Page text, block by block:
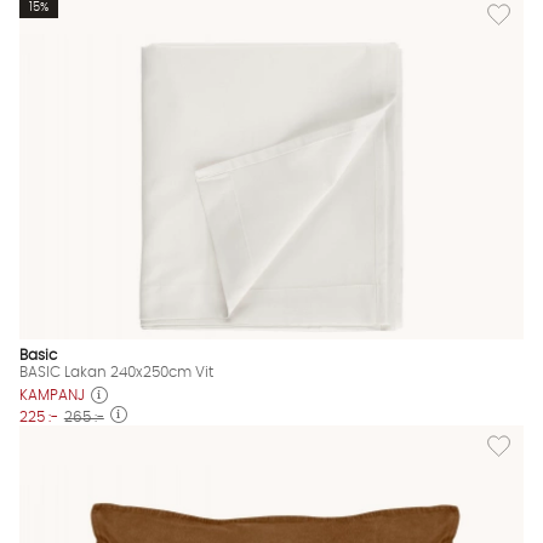
Lägg
15%
Basic
BASIC Lakan 240x250cm Vit
KAMPANJ
225 :- 265 :-
Lägg